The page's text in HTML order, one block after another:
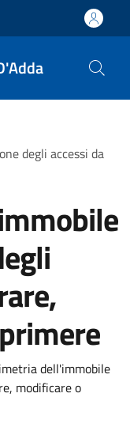
degli accessi da
dell'immobile
modificare o